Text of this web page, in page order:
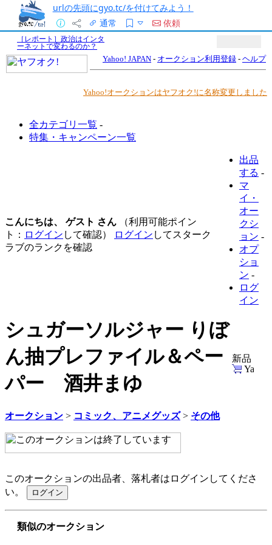
urlの先頭にgyo.tc/を付けてみよう！
通常
依頼